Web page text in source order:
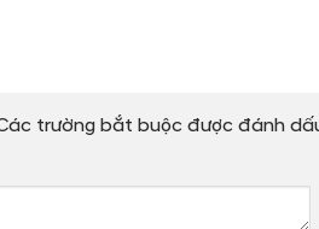
trường bắt buộc được đánh